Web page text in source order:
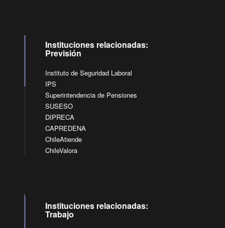
Instituciones relacionadas:
Previsión
Instituto de Seguridad Laboral
IPS
Superintendencia de Pensiones
SUSESO
DIPRECA
CAPREDENA
ChileAtiende
ChileValora
Instituciones relacionadas:
Trabajo